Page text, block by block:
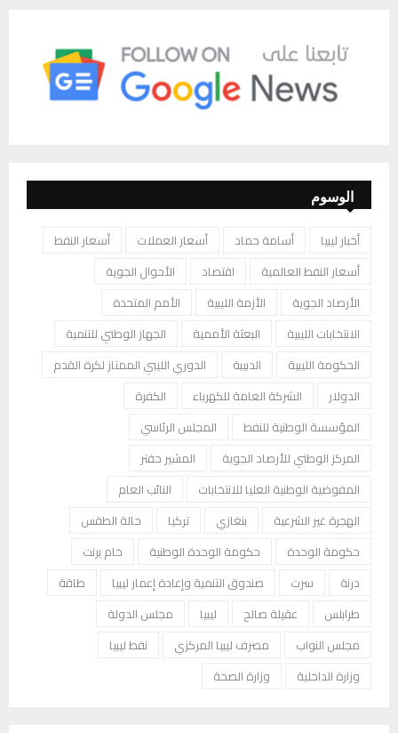
الوسوم
أخبار ليبيا أسامة حماد أسعار العملات
أسعار النفط
أسعار النفط العالمية
اقتصاد
الأحوال الجوية
الأرصاد الجوية
الأزمة الليبية
الأمم المتحدة
الانتخابات الليبية
البعثة الأممية
الجهاز الوطني للتنمية
الحكومة الليبية
الدبيبة
الدوري الليبي الممتاز لكرة القدم
الدولار
الشركة العامة للكهرباء
الكفرة
المؤسسة الوطنية للنفط
المجلس الرئاسي
المركز الوطني للأرصاد الجوية
المشير حفتر
المفوضية الوطنية العليا للانتخابات
النائب العام
الهجرة غير الشرعية
بنغازي تركيا
حالة الطقس
حكومة الوحدة
حكومة الوحدة الوطنية
خام برنت
درنة
سرت صندوق التنمية وإعادة إعمار ليبيا
طاقة
طرابلس
عقيلة صالح ليبيا
مجلس الدولة
مجلس النواب
مصرف ليبيا المركزي
نفط ليبيا
وزارة الداخلية
وزارة الصحة